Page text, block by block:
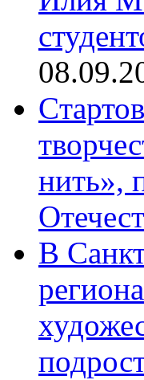
нить»,
В